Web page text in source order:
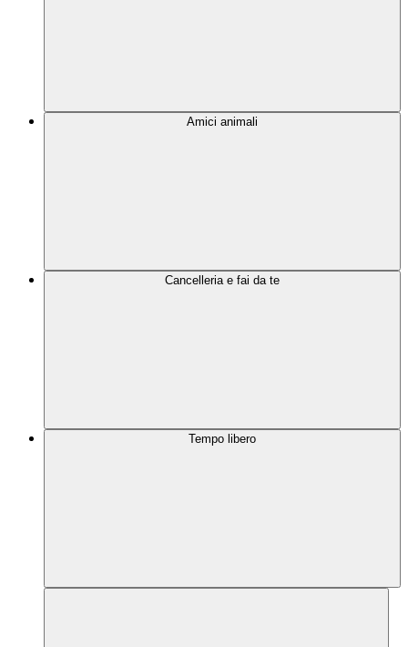
Amici animali
Cancelleria e fai da te
Tempo libero